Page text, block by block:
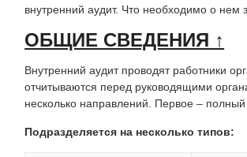
внутренний аудит. Что необходимо о нем
ОБЩИЕ СВЕДЕНИЯ ↑
Внутренний аудит проводят работники
отчитываются перед руководящими
несколько направлений. Первое –
Подразделяется на несколько типов: